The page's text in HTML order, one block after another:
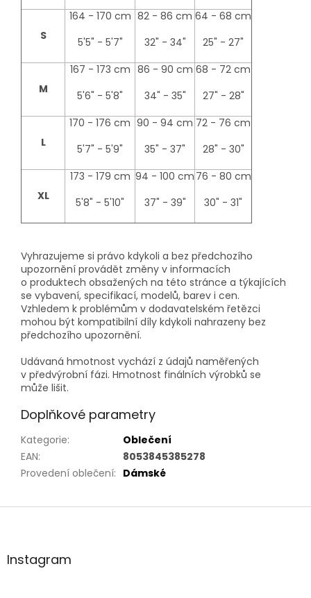
S
164 - 170 cm
5'5" - 5'7"
82 - 86 cm
32" - 34"
64 - 68 cm
25" - 27"
M
167 - 173 cm
5'6" - 5'8"
86 - 90 cm
34" - 35"
68 - 72 cm
27" - 28"
L
170 - 176 cm
5'7" - 5'9"
90 - 94 cm
35" - 37"
72 - 76 cm
28" - 30"
XL
173 - 179 cm
5'8" - 5'10"
94 - 100 cm
37" - 39"
76 - 80 cm
30" - 31"
Vyhrazujeme si právo kdykoli a bez předchozího
upozornění provádět změny v informacích
o produktech obsažených na této stránce a týkajících
se vybavení, specifikací, modelů, barev i cen.
Vzhledem k problémům v dodavatelském řetězci
mohou být kompatibilní díly kdykoli nahrazeny bez
předchozího upozornění.
Udávaná hmotnost vychází z údajů naměřených
v předvýrobní fázi. Hmotnost finálních výrobků se
může lišit.
Doplňkové parametry
Kategorie:
Oblečení
EAN:
8053845385278
Provedení oblečení: Dámské
Z
aInstagram